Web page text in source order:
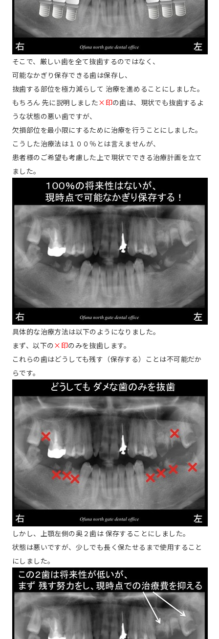
そこで、厳しい歯を全て抜歯するのではなく、
可能なかぎり保存できる歯は保存し、
抜歯する部位を極力減らして 治療を進めることにしました。
もちろん 先に説明しました×印の歯は、現状でも抜歯するよ
うな状態の悪い歯ですが、
欠損部位を最小限にするために治療を行うことにしました。
こうした治療法は１００％とは言えませんが、
患者様のご希望も考慮した上で現状でできる治療計画を立て
ました。
具体的な治療方法は以下のようになりました。
まず、以下の×印のみを抜歯します。
これらの歯はどうしても残す（保存する）ことは不可能だか
らです。
しかし、上顎左側の奥２歯は 保存することにしました。
状態は悪いですが、少しでも長く保たせるまで使用すること
にしました。